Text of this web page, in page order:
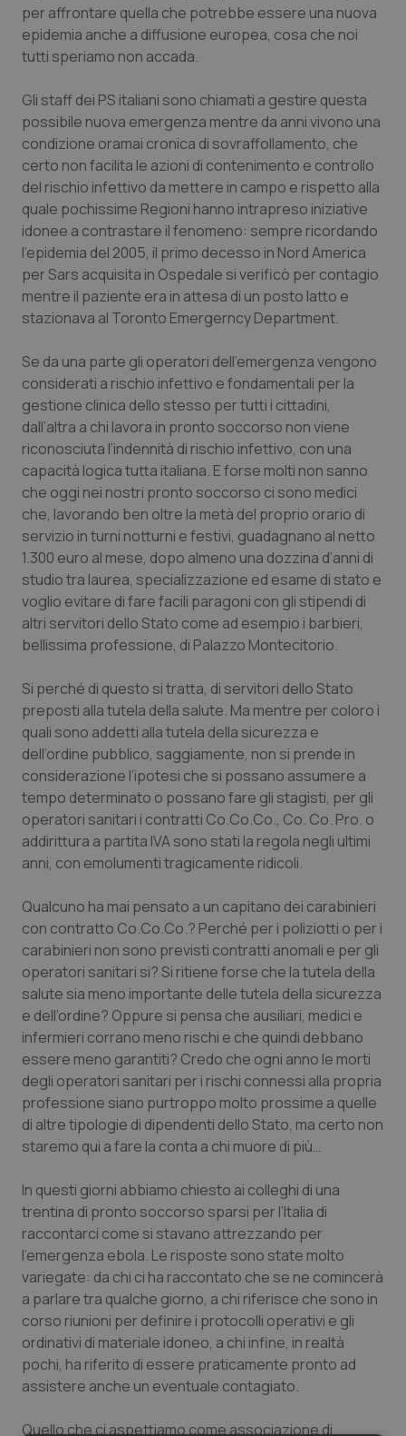
Sardegna
Toscana
Umbria
Valle D’Aosta
Veneto
Malattia di Crohn & Rettocolite Ulcerosa
Obesità
Oftalmologia
Oncodermatologia
Oncoematologia
Oncologia & Nutrizione
Psoriasi & pelle
Quotidiano Cardiologia
Quotidiano Chirurgia
Quotidiano Oncologia
Quotidiano Pediatria
Rene & patologie urogenitali
Salute orale & impianti
Sangue & coagulazione
Tiroide
Tumore al seno
Tumore ovarico
Tumori del Polmone & Testa Collo
Tumori gastrointestinali
Ulcera & Reflusso
Vaccini
per affrontare quella che potrebbe essere una nuova
epidemia anche a diffusione europea, cosa che noi
tutti speriamo non accada.
Gli staff dei PS italiani sono chiamati a gestire questa
possibile nuova emergenza mentre da anni vivono una
condizione oramai cronica di sovraffollamento, che
certo non facilita le azioni di contenimento e controllo
del rischio infettivo da mettere in campo e rispetto alla
quale pochissime Regioni hanno intrapreso iniziative
idonee a contrastare il fenomeno: sempre ricordando
l’epidemia del 2005, il primo decesso in Nord America
per Sars acquisita in Ospedale si verificò per contagio
mentre il paziente era in attesa di un posto latto e
stazionava al Toronto Emergerncy Department.
Se da una parte gli operatori dell’emergenza vengono
considerati a rischio infettivo e fondamentali per la
gestione clinica dello stesso per tutti i cittadini,
dall’altra a chi lavora in pronto soccorso non viene
riconosciuta l’indennità di rischio infettivo, con una
capacità logica tutta italiana. E forse molti non sanno
che oggi nei nostri pronto soccorso ci sono medici
che, lavorando ben oltre la metà del proprio orario di
servizio in turni notturni e festivi, guadagnano al netto
1.300 euro al mese, dopo almeno una dozzina d’anni di
studio tra laurea, specializzazione ed esame di stato e
voglio evitare di fare facili paragoni con gli stipendi di
altri servitori dello Stato come ad esempio i barbieri,
bellissima professione, di Palazzo Montecitorio.
Si perché di questo si tratta, di servitori dello Stato
preposti alla tutela della salute. Ma mentre per coloro i
quali sono addetti alla tutela della sicurezza e
dell’ordine pubblico, saggiamente, non si prende in
considerazione l’ipotesi che si possano assumere a
tempo determinato o possano fare gli stagisti, per gli
operatori sanitari i contratti Co.Co.Co., Co. Co. Pro. o
addirittura a partita IVA sono stati la regola negli ultimi
anni, con emolumenti tragicamente ridicoli.
Qualcuno ha mai pensato a un capitano dei carabinieri
con contratto Co.Co.Co.? Perché per i poliziotti o per i
carabinieri non sono previsti contratti anomali e per gli
operatori sanitari si? Si ritiene forse che la tutela della
salute sia meno importante delle tutela della sicurezza
e dell’ordine? Oppure si pensa che ausiliari, medici e
infermieri corrano meno rischi e che quindi debbano
essere meno garantiti? Credo che ogni anno le morti
degli operatori sanitari per i rischi connessi alla propria
professione siano purtroppo molto prossime a quelle
di altre tipologie di dipendenti dello Stato, ma certo non
staremo qui a fare la conta a chi muore di più…
In questi giorni abbiamo chiesto ai colleghi di una
trentina di pronto soccorso sparsi per l’Italia di
raccontarci come si stavano attrezzando per
l’emergenza ebola. Le risposte sono state molto
variegate: da chi ci ha raccontato che se ne comincerà
a parlare tra qualche giorno, a chi riferisce che sono in
corso riunioni per definire i protocolli operativi e gli
ordinativi di materiale idoneo, a chi infine, in realtà
pochi, ha riferito di essere praticamente pronto ad
assistere anche un eventuale contagiato.
Quello che ci aspettiamo come associazione di